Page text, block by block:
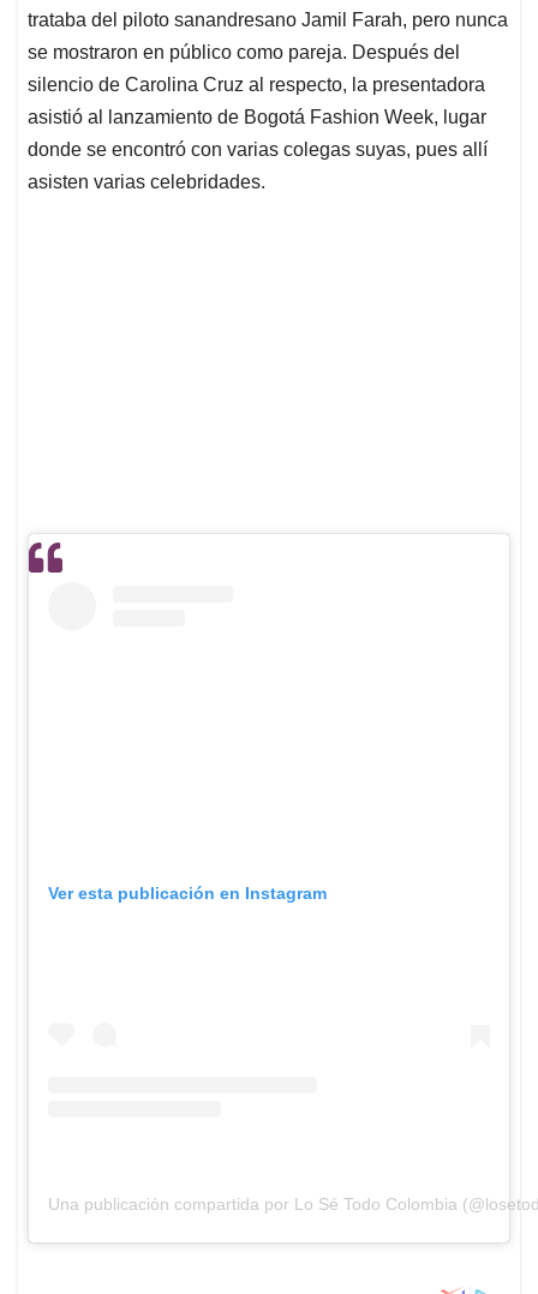
trataba del piloto sanandresano Jamil Farah, pero nunca
se mostraron en público como pareja. Después del
silencio de Carolina Cruz al respecto, la presentadora
asistió al lanzamiento de Bogotá Fashion Week, lugar
donde se encontró con varias colegas suyas, pues allí
asisten varias celebridades.
Ver esta publicación en Instagram
Una publicación compartida por Lo Sé Todo Colombia